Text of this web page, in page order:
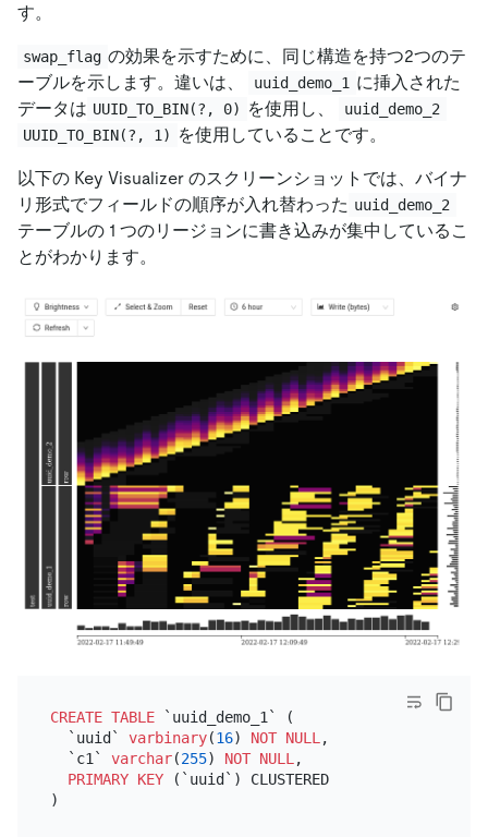
す。
swap_flag の効果を示すために、同じ構造を持つ2つのテ
ーブルを示します。違いは、
uuid_demo_1 に挿入された
データは UUID_TO_BIN(?, 0) を使用し、
uuid_demo_2
UUID_TO_BIN(?, 1)
を使用していることです。
以下の Key Visualizer のスクリーンショットでは、バイナ
リ形式でフィールドの順序が入れ替わった uuid_demo_2
テーブルの 1 つのリージョンに書き込みが集中しているこ
とがわかります。
CREATE TABLE `uuid_demo_1` (
  `uuid`
varbinary(16) NOT NULL,
  `c1`
varchar(255) NOT NULL,
PRIMARY KEY (`uuid`) CLUSTERED